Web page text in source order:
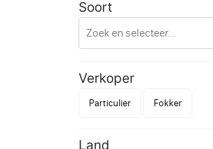
Soort
Verkoper
Particulier Fokker
Land